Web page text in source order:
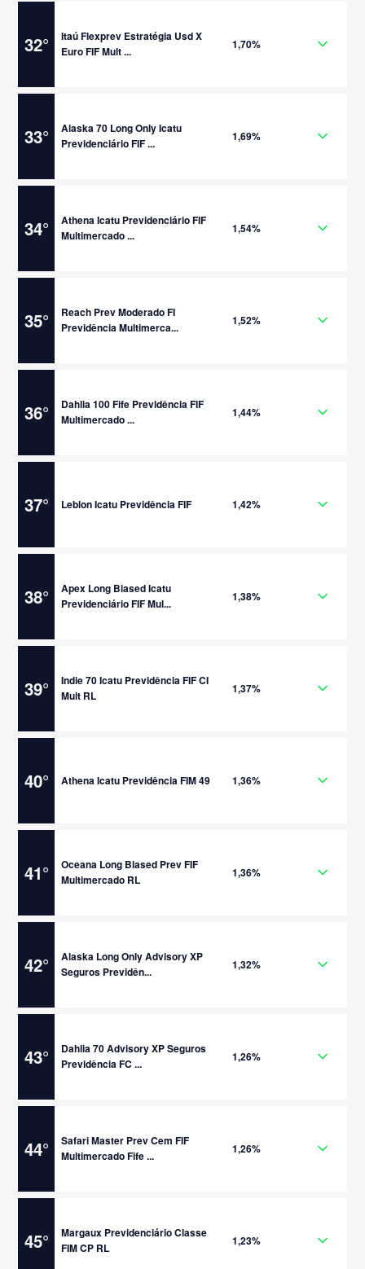
32°
Itaú Flexprev Estratégia Usd X
Euro FIF Mult ...
1,70%
33°
Alaska 70 Long Only Icatu
Previdenciário FIF ...
1,69%
34°
Athena Icatu Previdenciário FIF
Multimercado ...
1,54%
35°
Reach Prev Moderado FI
Previdência Multimerca...
1,52%
36°
Dahlia 100 Fife Previdência FIF
Multimercado ...
1,44%
37° Leblon Icatu Previdência FIF 1,42%
38°
Apex Long Biased Icatu
Previdenciário FIF Mul...
1,38%
39°
Indie 70 Icatu Previdência FIF CI
Mult RL
1,37%
40° Athena Icatu Previdência FIM 49 1,36%
41°
Oceana Long Biased Prev FIF
Multimercado RL
1,36%
42°
Alaska Long Only Advisory XP
Seguros Previdên...
1,32%
43°
Dahlia 70 Advisory XP Seguros
Previdência FC ...
1,26%
44°
Safari Master Prev Cem FIF
Multimercado Fife ...
1,26%
45°
Margaux Previdenciário Classe
FIM CP RL
1,23%